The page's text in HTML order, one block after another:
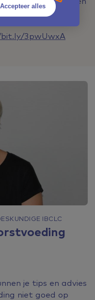
Accepteer alles
3pwUwxA
IBCLC
je tips en advies
niet goed op